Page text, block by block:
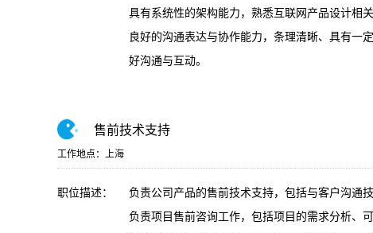
具有系统性的架构能力，熟悉互联网产品设计相
良好的沟通表达与协作能力，条理清晰、具有一
好沟通与互动。
售前技术支持
工作地点：上海
职位描述：
负责公司产品的售前技术支持，包括与客户沟通
负责项目售前咨询工作，包括项目的需求分析、